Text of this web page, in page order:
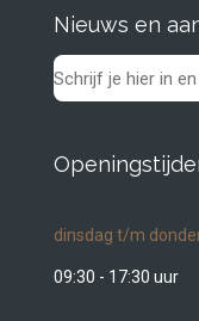
Nieuws en
Schrijf je hier in
dinsdag t/m
09:30 - 17:30 uur